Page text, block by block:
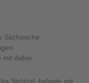
Sächsische
dabei.
Strötzel, belegte mit